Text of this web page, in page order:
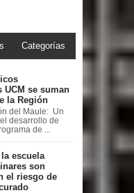
Categorías
UCM se suman
la Región
del Maule: Un
desarrollo de
de ...
escuela
son
el riesgo de